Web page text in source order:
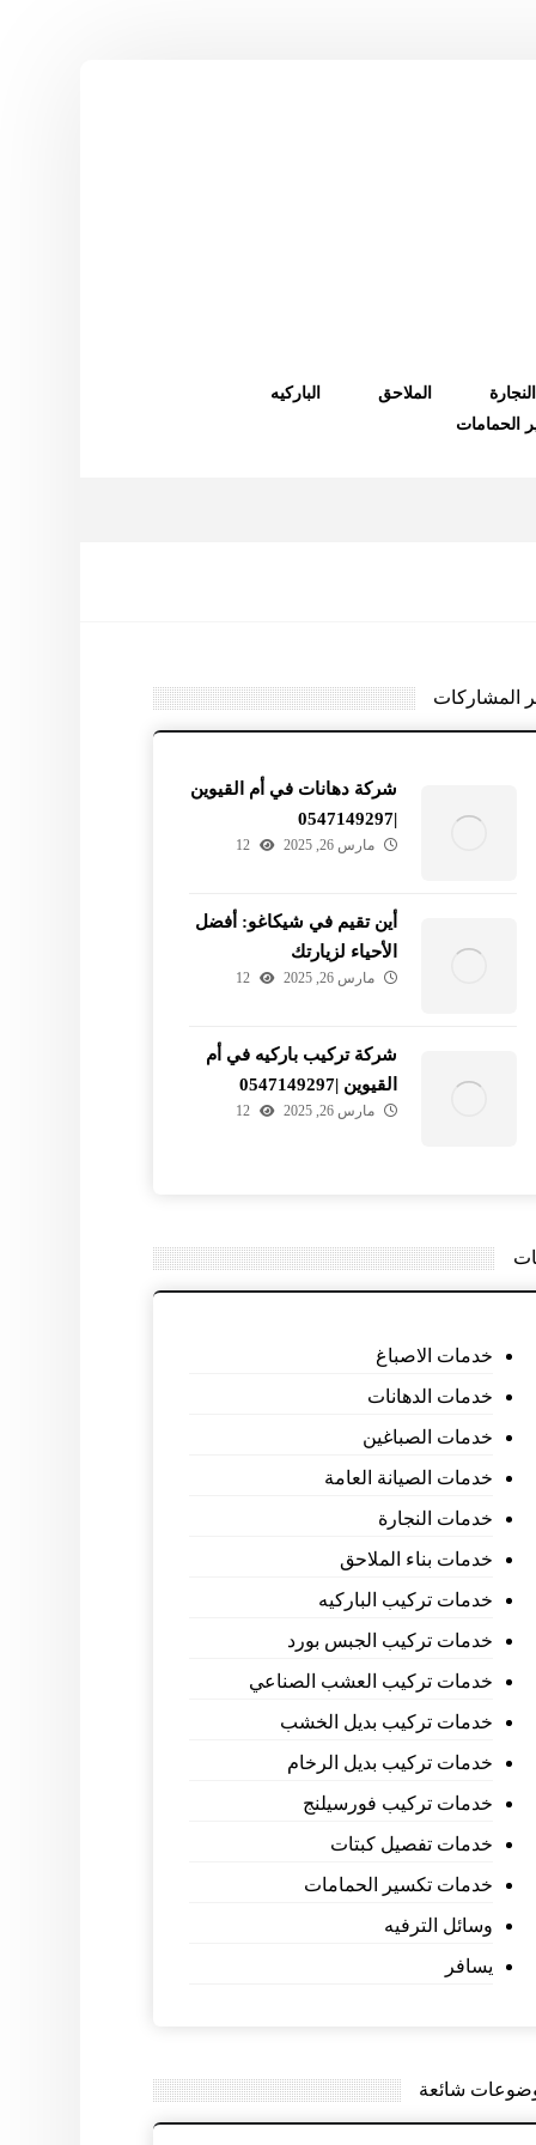
النجارة الملاحق
الباركيه
الحمامات
المشاركات
شركة دهانات في أم القيوين
|0547149297
مارس 26, 2025 12
أين تقيم في شيكاغو: أفضل
الأحياء لزيارتك
مارس 26, 2025 12
شركة تركيب باركيه في أم
القيوين |0547149297
مارس 26, 2025 12
خدمات الاصباغ
خدمات الدهانات
خدمات الصباغين
خدمات الصيانة العامة
خدمات النجارة
خدمات بناء الملاحق
خدمات تركيب الباركيه
خدمات تركيب الجبس بورد
خدمات تركيب العشب الصناعي
خدمات تركيب بديل الخشب
خدمات تركيب بديل الرخام
خدمات تركيب فورسيلنج
خدمات تفصيل كبتات
خدمات تكسير الحمامات
وسائل الترفيه
يسافر
شائعة